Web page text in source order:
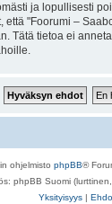
ja lopullisesti
"Foorumi –
Tätä tietoa ei
ohjelmisto phpBB®
phpBB Suomi
Yksityisyys |